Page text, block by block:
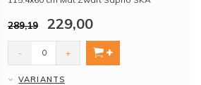
- Merk: Sapho
- Seri...
289,19 229,00
- +
VARIANTS